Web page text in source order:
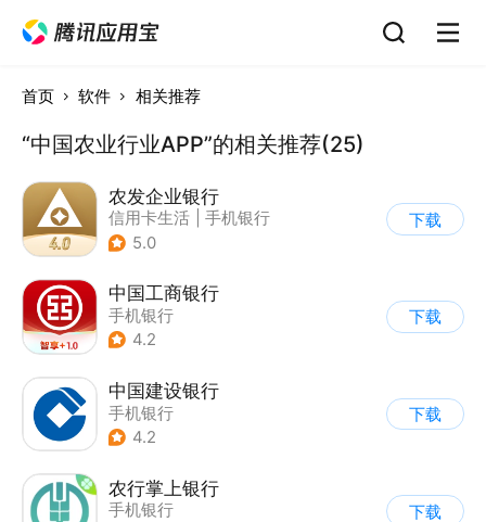
首页 软件 相关推荐
“中国农业行业APP”的相关推荐(25)
农发企业银行
信用卡生活
手机银行
5.0
下载
中国工商银行
手机银行
4.2
下载
中国建设银行
手机银行
4.2
下载
农行掌上银行
手机银行
下载